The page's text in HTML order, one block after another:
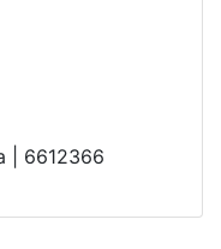
| 6612366